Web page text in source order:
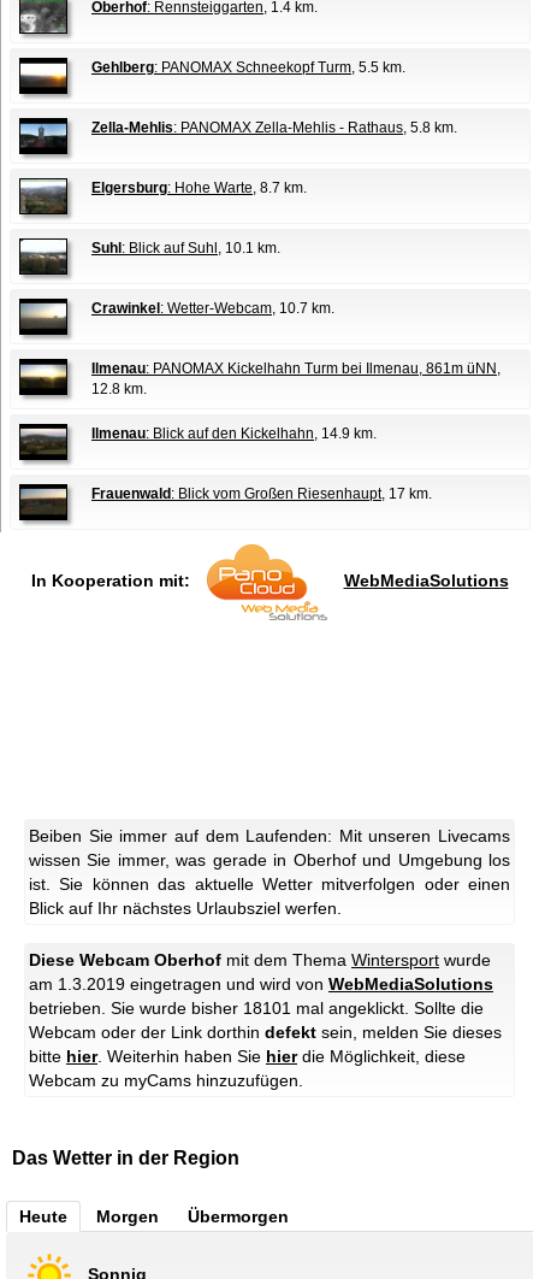
Oberhof: Rennsteiggarten, 1.4 km.
Gehlberg: PANOMAX Schneekopf Turm, 5.5 km.
Zella-Mehlis: PANOMAX Zella-Mehlis - Rathaus, 5.8 km.
Elgersburg: Hohe Warte, 8.7 km.
Suhl : Blick auf Suhl , 10.1 km.
Crawinkel : Wetter-Webcam, 10.7 km.
Ilmenau: PANOMAX Kickelhahn Turm bei Ilmenau, 861m üNN ,
12.8 km.
Ilmenau: Blick auf den Kickelhahn, 14.9 km.
Frauenwald : Blick vom Großen Riesenhaupt, 17 km.
In Kooperation mit: WebMediaSolutions
Beiben Sie immer auf dem Laufenden: Mit unseren Livecams
wissen Sie immer, was gerade in Oberhof und Umgebung los
ist. Sie können das aktuelle Wetter mitverfolgen oder einen
Blick auf Ihr nächstes Urlaubsziel werfen.
Diese Webcam Oberhof mit dem Thema Wintersport wurde
am 1.3.2019 eingetragen und wird von WebMediaSolutions
betrieben. Sie wurde bisher 18101 mal angeklickt. Sollte die
Webcam oder der Link dorthin defekt sein, melden Sie dieses
bitte hier. Weiterhin haben Sie hierdie Möglichkeit, diese
Webcam zu myCams hinzuzufügen.
Das Wetter in der Region
Heute Morgen Übermorgen
Sonnig